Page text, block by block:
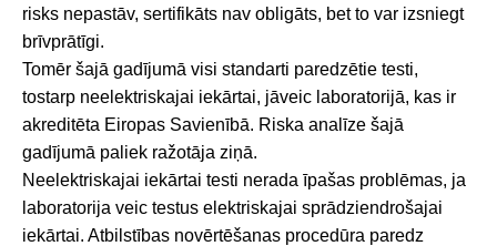
risks nepastāv, sertifikāts nav obligāts, bet to var izsniegt
brīvprātīgi.
Tomēr šajā gadījumā visi standarti paredzētie testi,
tostarp neelektriskajai iekārtai, jāveic laboratorijā, kas ir
akreditēta Eiropas Savienībā. Riska analīze šajā
gadījumā paliek ražotāja ziņā.
Neelektriskajai iekārtai testi nerada īpašas problēmas, ja
laboratorija veic testus elektriskajai sprādziendrošajai
iekārtai. Atbilstības novērtēšanas procedūra paredz